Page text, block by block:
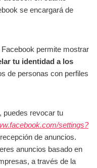
se encargará de
permite mostrar
tu identidad a los
de personas con perfiles
puedes revocar tu
settings?
de anuncios.
anuncios basado en
a través de la